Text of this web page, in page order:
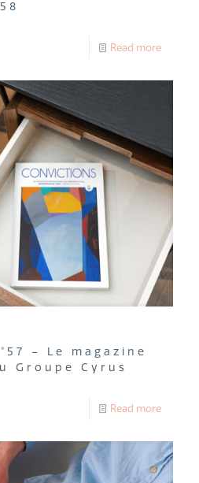
Read more
– Le magazine
Groupe Cyrus
Read more